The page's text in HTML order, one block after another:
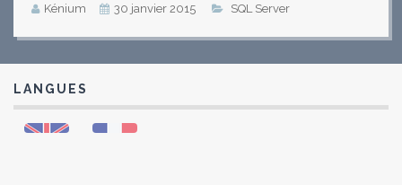
Kénium 30 janvier 2015 SQL Server
LANGUES